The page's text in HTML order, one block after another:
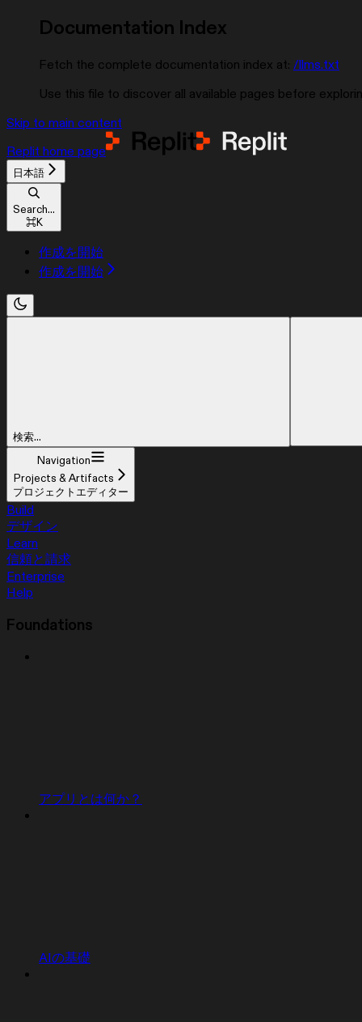
Documentation Index
Fetch the complete documentation index at: /llms.txt
Use this file to discover all available pages before
Skip to main content
Replit home page
日本語
Search...
⌘K
作成を開始
作成を開始
検索...
Navigation
Projects & Artifacts
プロジェクトエディター
Build
デザイン
Learn
信頼と請求
Enterprise
Help
Foundations
アプリとは何か？
AIの基礎